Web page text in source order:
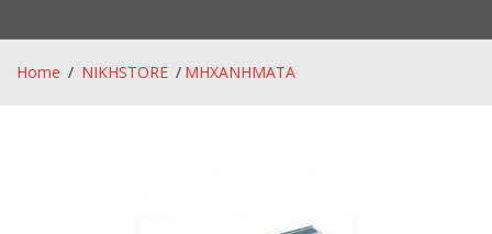
Home NIKHSTORE ΜΗΧΑΝΗΜΑΤΑ